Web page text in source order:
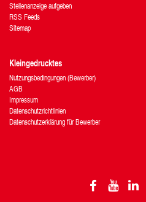
Stellenanzeige aufgeben
RSS Feeds
Sitemap
Kleingedrucktes
Nutzungsbedingungen (Bewerber)
AGB
Impressum
Datenschutzrichtlinien
Datenschutzerklärung für Bewerber